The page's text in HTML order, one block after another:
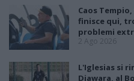
Caos
finisce qui,
problemi
2 Ago 2026
L'Iglesias si
Diawara, al